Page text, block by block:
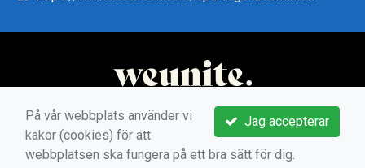
Jag accepterar
På vår webbplats använder vi
kakor (cookies) för att
webbplatsen ska fungera på ett bra sätt för dig.